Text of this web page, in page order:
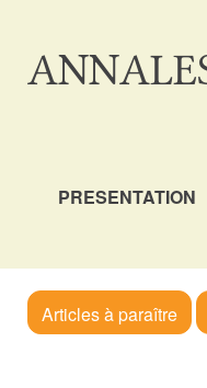
PRESENTATION
Articles à paraître